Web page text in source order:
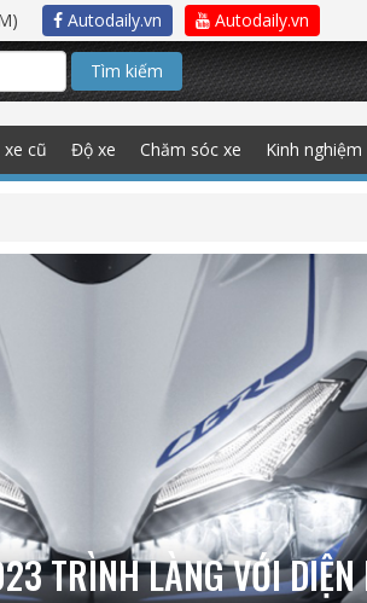
Autodaily.vn Autodaily.vn
Tìm kiếm
cũ Độ xe Chăm sóc xe Kinh nghiệm
TRÌNH LÀNG VỚI DIỆN